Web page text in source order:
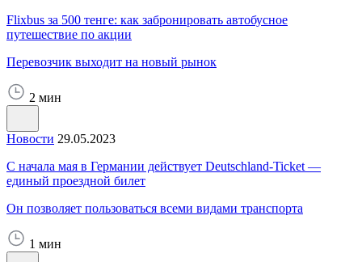
Flixbus за 500 тенге: как забронировать автобусное
путешествие по акции
Перевозчик выходит на новый рынок
2 мин
Новости 29.05.2023
С начала мая в Германии действует Deutschland-Ticket —
единый проездной билет
Он позволяет пользоваться всеми видами транспорта
1 мин